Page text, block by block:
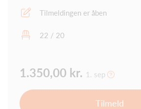
Tilmeldingen er åben
22 / 20
1.350,00 kr. 1. sep
Tilmeld